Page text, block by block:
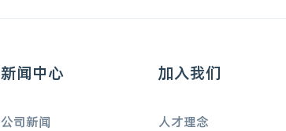
新闻中心
公司新闻
加入我们
人才理念